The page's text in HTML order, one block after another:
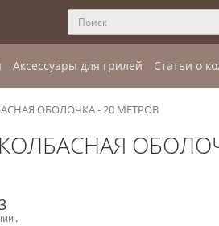
Аксессуары для грилей Статьи о
ОБОЛОЧКА - 20 МЕТРОВ